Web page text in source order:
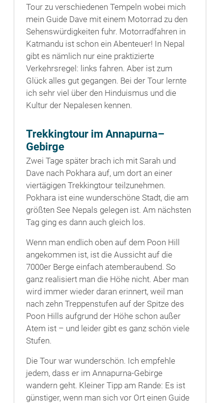
Tour zu verschiedenen Tempeln wobei mich
mein Guide Dave mit einem Motorrad zu den
Sehenswürdigkeiten fuhr. Motorradfahren in
Katmandu ist schon ein Abenteuer! In Nepal
gibt es nämlich nur eine praktizierte
Verkehrsregel: links fahren. Aber ist zum
Glück alles gut gegangen. Bei der Tour lernte
ich sehr viel über den Hinduismus und die
Kultur der Nepalesen kennen.
Trekkingtour im Annapurna–
Gebirge
Zwei Tage später brach ich mit Sarah und
Dave nach Pokhara auf, um dort an einer
viertägigen Trekkingtour teilzunehmen.
Pokhara ist eine wunderschöne Stadt, die am
größten See Nepals gelegen ist. Am nächsten
Tag ging es dann auch gleich los.
Wenn man endlich oben auf dem Poon Hill
angekommen ist, ist die Aussicht auf die
7000er Berge einfach atemberaubend. So
ganz realisiert man die Höhe nicht. Aber man
wird immer wieder daran erinnert, weil man
nach zehn Treppenstufen auf der Spitze des
Poon Hills aufgrund der Höhe schon außer
Atem ist – und leider gibt es ganz schön viele
Stufen.
Die Tour war wunderschön. Ich empfehle
jedem, dass er im Annapurna-Gebirge
wandern geht. Kleiner Tipp am Rande: Es ist
günstiger, wenn man sich vor Ort einen Guide